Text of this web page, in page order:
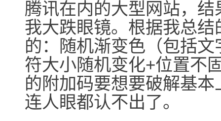
腾讯在内的大型网站，
我大跌眼镜。根据我总
的：随机渐变色（包括
符大小随机变化+位置不
的附加码要想要破解基
连人眼都认不出了。